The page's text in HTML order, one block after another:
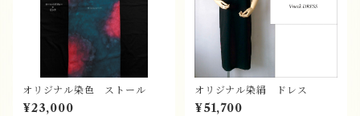
オリジナル染色 ストール
¥23,000
オリジナル染絹 ドレス
¥51,700